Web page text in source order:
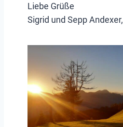
Liebe Grüße
Sigrid und Sepp Andexer,